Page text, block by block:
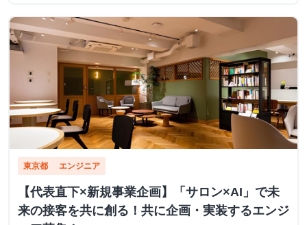
東京都 エンジニア
【代表直下×新規事業企画】「サロン×AI」で未
来の接客を共に創る！共に企画・実装するエンジ